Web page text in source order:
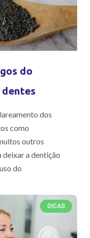
do
dentes
dos
como
outros
a dentição
do
DICAS